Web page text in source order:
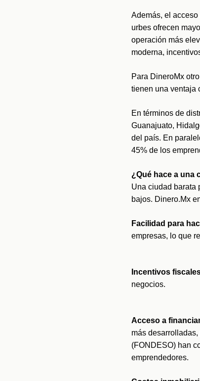
Además, el
urbes ofrecen
operación más
moderna,
Para DineroMx
tienen una ventaja
En términos de
Guanajuato,
del país. En
45% de los
¿Qué hace a una
Una ciudad barata
bajos. Dinero.Mx
Facilidad para
empresas, lo que
Incentivos
negocios.
Acceso a
más
(FONDESO) han
emprendedores.